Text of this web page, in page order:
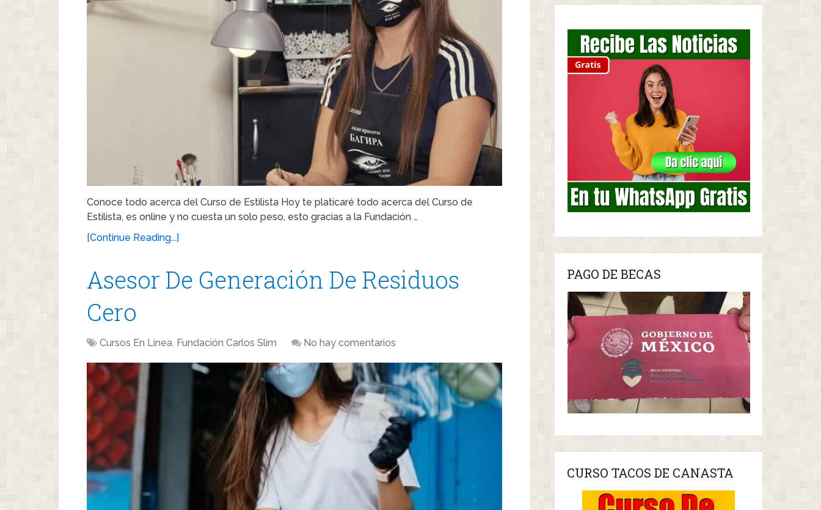
Conoce todo acerca del Curso de Estilista Hoy te platicaré todo acerca del Curso de
Estilista, es online y no cuesta un solo peso, esto gracias a la Fundación …
[Continue Reading...]
Asesor De Generación De Residuos
Cero
Cursos En Linea, Fundación Carlos Slim No hay comentarios
PAGO DE BECAS
CURSO TACOS DE CANASTA